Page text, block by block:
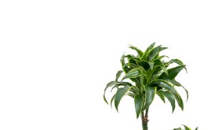
INTERIÉROVÉ DEKORÁCIE